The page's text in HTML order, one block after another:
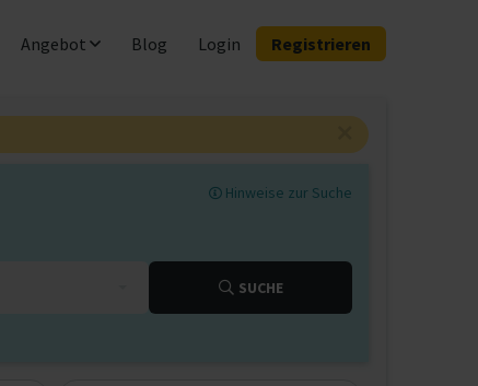
Angebot Blog Login Registrieren
Hinweise zur Suche
SUCHE